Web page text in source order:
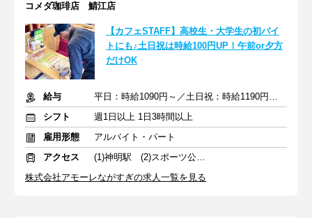
コメダ珈琲店 鯖江店
【カフェSTAFF】高校生・大学生の初バイ
トにも♪土日祝は時給100円UP！午前or夕方
だけOK
給与
平日：時給1090円～／土日祝：時給1190円～※昇給あり
シフト
週1日以上 1日3時間以上
雇用形態
アルバイト・パート
アクセス
(1)神明駅 (2)スポーツ公園駅
株式会社アモーレながすぎの求人一覧を見る